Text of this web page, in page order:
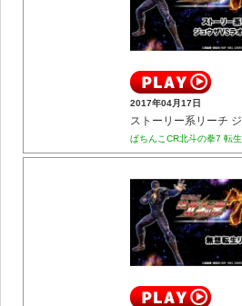
2017年04月17日
ぱちんこCR北斗の拳7 転生